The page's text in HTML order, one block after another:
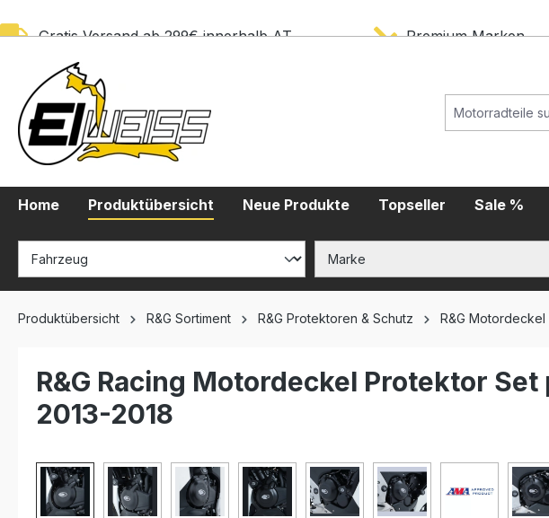
Gratis Versand ab 299€ innerhalb AT Premium Marken
Home Produktübersicht Neue Produkte Topseller Sale %
Produktübersicht R&G Sortiment R&G Protektoren & Schutz R&G
R&G Racing Motordeckel Protektor
2013-2018
Bildergalerie überspringen